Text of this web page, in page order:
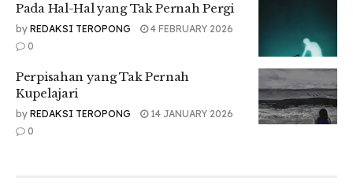
Pada Hal-Hal yang Tak Pernah Pergi
by REDAKSI TEROPONG
4 FEBRUARY 2026
0
Perpisahan yang Tak Pernah
Kupelajari
by REDAKSI TEROPONG
14 JANUARY 2026
0